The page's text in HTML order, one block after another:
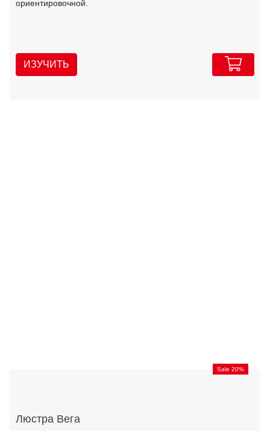
ориентировочной.
ИЗУЧИТЬ
Sale 20%
Люстра Вега